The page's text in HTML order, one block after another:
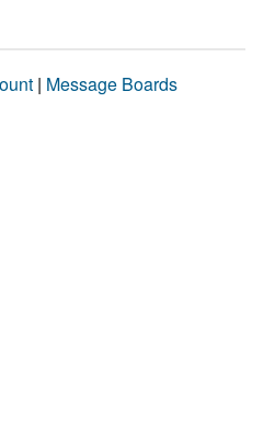
| Message Boards